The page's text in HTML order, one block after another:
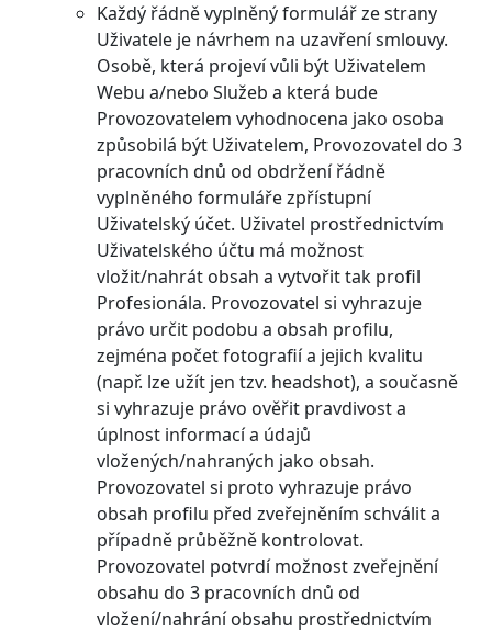
Každý řádně vyplněný formulář ze strany
Uživatele je návrhem na uzavření smlouvy.
Osobě, která projeví vůli být Uživatelem
Webu a/nebo Služeb a která bude
Provozovatelem vyhodnocena jako osoba
způsobilá být Uživatelem, Provozovatel do 3
pracovních dnů od obdržení řádně
vyplněného formuláře zpřístupní
Uživatelský účet. Uživatel prostřednictvím
Uživatelského účtu má možnost
vložit/nahrát obsah a vytvořit tak profil
Profesionála. Provozovatel si vyhrazuje
právo určit podobu a obsah profilu,
zejména počet fotografií a jejich kvalitu
(např. lze užít jen tzv. headshot), a současně
si vyhrazuje právo ověřit pravdivost a
úplnost informací a údajů
vložených/nahraných jako obsah.
Provozovatel si proto vyhrazuje právo
obsah profilu před zveřejněním schválit a
případně průběžně kontrolovat.
Provozovatel potvrdí možnost zveřejnění
obsahu do 3 pracovních dnů od
vložení/nahrání obsahu prostřednictvím